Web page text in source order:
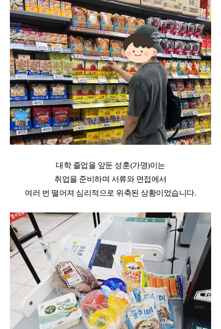
대학 졸업을 앞둔 성훈(가명)이는
취업을 준비하며 서류와 면접에서
여러 번 떨어져 심리적으로 위축된 상황이었습니다.